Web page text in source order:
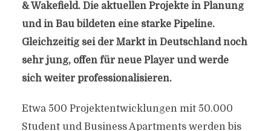
& Wakefield. Die aktuellen Projekte in Planung
und in Bau bildeten eine starke Pipeline.
Gleichzeitig sei der Markt in Deutschland noch
sehr jung, offen für neue Player und werde
sich weiter professionalisieren.
Etwa 500 Projektentwicklungen mit 50.000
Student und Business Apartments werden bis